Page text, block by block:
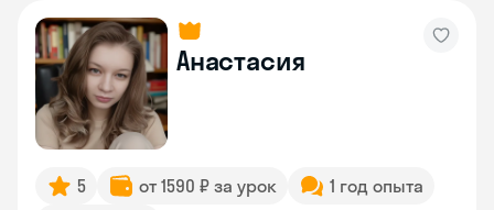
Анастасия
5 от 1590 ₽ за урок
1 год опыта